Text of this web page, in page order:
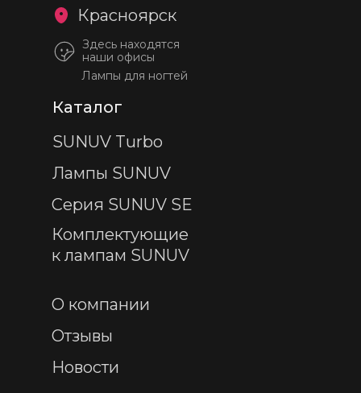
Красноярск
Здесь находятся
наши офисы
Лампы для ногтей
Каталог
SUNUV Turbo
Лампы SUNUV
Серия SUNUV SE
Комплектующие
к лампам SUNUV
О компании
Отзывы
Новости